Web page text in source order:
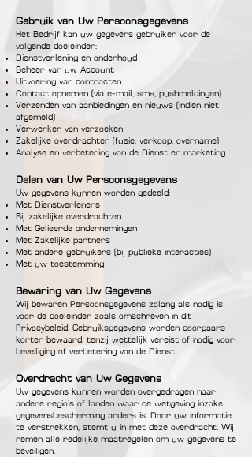
Gebruik van Uw Persoonsgegevens
Het Bedrijf kan uw gegevens gebruiken voor de
volgende doeleinden:
Dienstverlening en onderhoud
Beheer van uw Account
Uitvoering van contracten
Contact opnemen (via e-mail, sms, pushmeldingen)
Verzenden van aanbiedingen en nieuws (indien niet
afgemeld)
Verwerken van verzoeken
Zakelijke overdrachten (fusie, verkoop, overname)
Analyse en verbetering van de Dienst en marketing
Delen van Uw Persoonsgegevens
Uw gegevens kunnen worden gedeeld:
Met Dienstverleners
Bij zakelijke overdrachten
Met Gelieerde ondernemingen
Met Zakelijke partners
Met andere gebruikers (bij publieke interacties)
Met uw toestemming
Bewaring van Uw Gegevens
Wij bewaren Persoonsgegevens zolang als nodig is
voor de doeleinden zoals omschreven in dit
Privacybeleid. Gebruiksgegevens worden doorgaans
korter bewaard, tenzij wettelijk vereist of nodig voor
beveiliging of verbetering van de Dienst.
Overdracht van Uw Gegevens
Uw gegevens kunnen worden overgedragen naar
andere regio’s of landen waar de wetgeving inzake
gegevensbescherming anders is. Door uw informatie
te verstrekken, stemt u in met deze overdracht. Wij
nemen alle redelijke maatregelen om uw gegevens te
beveiligen.